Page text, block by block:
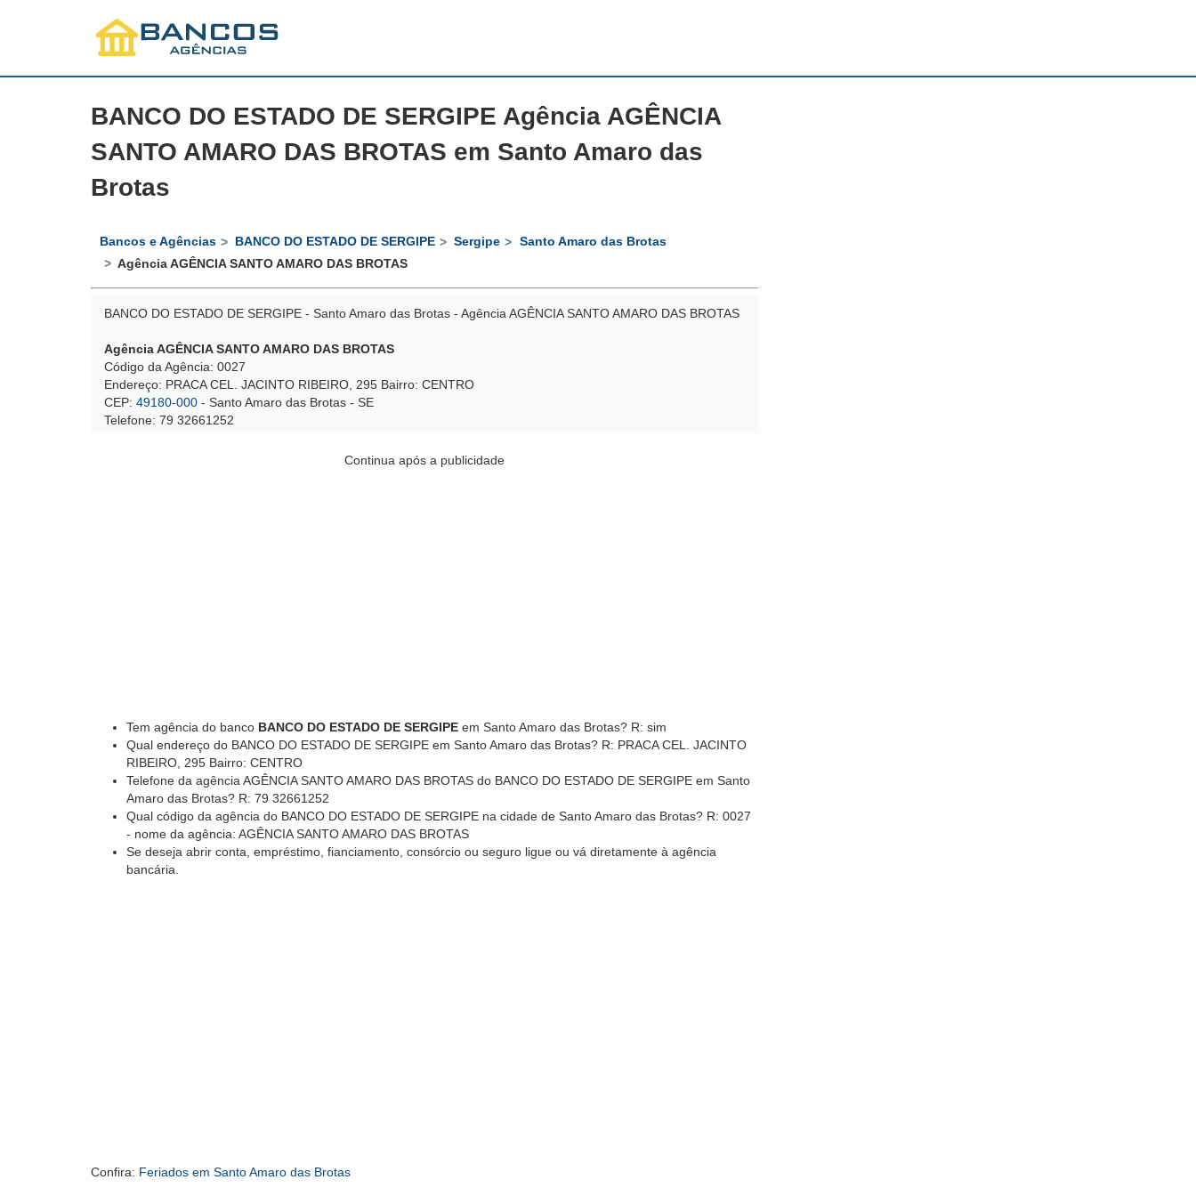
BANCO DO ESTADO DE SERGIPE Agência AGÊNCIA
SANTO AMARO DAS BROTAS em Santo Amaro das
Brotas
Bancos e Agências BANCO DO ESTADO DE SERGIPE Sergipe
Santo Amaro das Brotas
Agência AGÊNCIA SANTO AMARO DAS BROTAS
BANCO DO ESTADO DE SERGIPE - Santo Amaro das Brotas - Agência AGÊNCIA SANTO AMARO DAS BROTAS
Agência AGÊNCIA SANTO AMARO DAS BROTAS
Código da Agência: 0027
Endereço: PRACA CEL. JACINTO RIBEIRO, 295 Bairro: CENTRO
CEP: 49180-000 - Santo Amaro das Brotas - SE
Telefone: 79 32661252
Continua após a publicidade
Tem agência do banco BANCO DO ESTADO DE SERGIPE em Santo Amaro das Brotas? R: sim
Qual endereço do BANCO DO ESTADO DE SERGIPE em Santo Amaro das Brotas? R: PRACA CEL. JACINTO
RIBEIRO, 295 Bairro: CENTRO
Telefone da agência AGÊNCIA SANTO AMARO DAS BROTAS do BANCO DO ESTADO DE SERGIPE em Santo
Amaro das Brotas? R: 79 32661252
Qual código da agência do BANCO DO ESTADO DE SERGIPE na cidade de Santo Amaro das Brotas? R: 0027
- nome da agência: AGÊNCIA SANTO AMARO DAS BROTAS
Se deseja abrir conta, empréstimo, fianciamento, consórcio ou seguro ligue ou vá diretamente à agência
bancária.
Confira: Feriados em Santo Amaro das Brotas